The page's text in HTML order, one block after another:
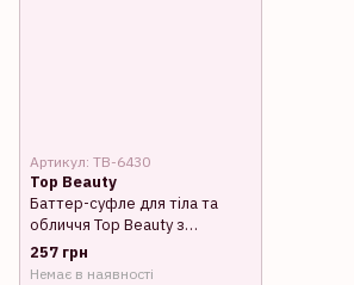
Артикул: TB-6430
Top Beauty
Баттер-суфле для тіла та
обличчя Top Beauty з
ароматом кокосу та
шоколаду 150 мл
257 грн
Немає в наявності